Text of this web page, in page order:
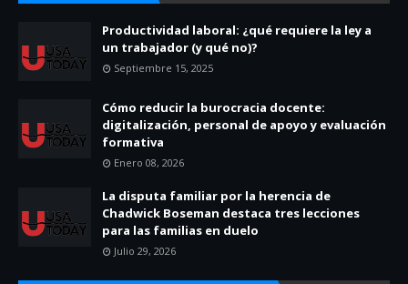
Productividad laboral: ¿qué requiere la ley a
un trabajador (y qué no)?
Septiembre 15, 2025
Cómo reducir la burocracia docente:
digitalización, personal de apoyo y evaluación
formativa
Enero 08, 2026
La disputa familiar por la herencia de
Chadwick Boseman destaca tres lecciones
para las familias en duelo
Julio 29, 2026